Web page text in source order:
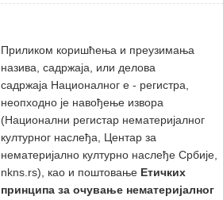
Приликом коришћења и преузимања
назива, садржаја, или делова
садржаја Националног е - регистра,
неопходно је навођење извора
(Национални регистар нематеријалног
културног наслеђа, Центар за
нематеријално културно наслеђе Србије,
nkns.rs), као и поштовање Етичких
принципа за очување нематеријалног